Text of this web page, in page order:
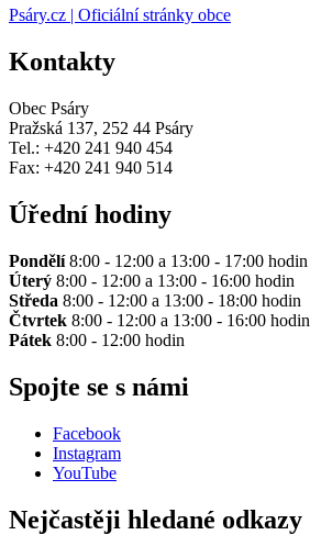
Psáry.cz | Oficiální stránky obce
Kontakty
Obec Psáry
Pražská 137, 252 44 Psáry
Tel.: +420 241 940 454
Fax: +420 241 940 514
Úřední hodiny
Pondělí8:00 - 12:00 a 13:00 - 17:00 hodin
Úterý 8:00 - 12:00 a 13:00 - 16:00 hodin
Středa 8:00 - 12:00 a 13:00 - 18:00 hodin
Čtvrtek 8:00 - 12:00 a 13:00 - 16:00 hodin
Pátek 8:00 - 12:00 hodin
Spojte se s námi
Facebook
Instagram
YouTube
Nejčastěji hledané odkazy